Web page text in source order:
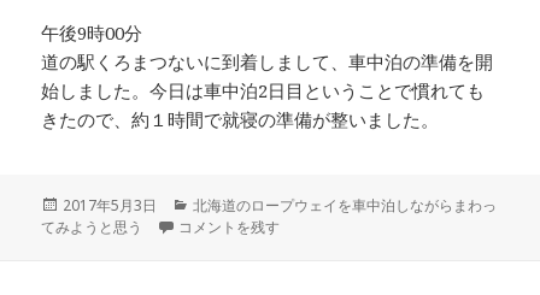
午後9時00分
道の駅くろまつないに到着しまして、車中泊の準備を開
始しました。今日は車中泊2日目ということで慣れても
きたので、約１時間で就寝の準備が整いました。
投
稿
2017年5月3日
カ
テ
北海道のロープウェイを車中泊しながらまわっ
てみようと思う
噴火湾PAから函館へ 函館観光 道の駅くろまつないで
コメントを残す